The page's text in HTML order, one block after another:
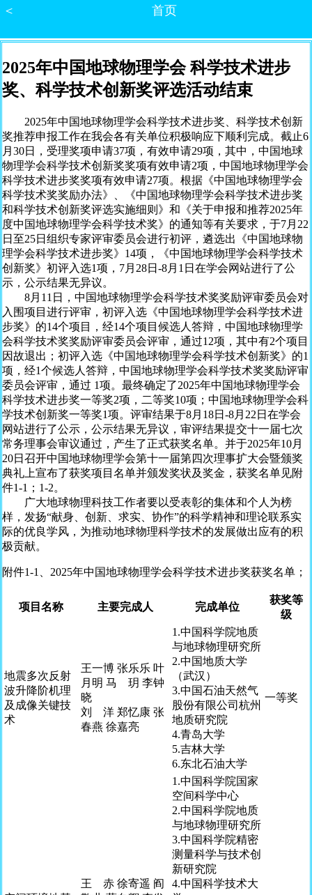
＜ 首页
2025年中国地球物理学会 科学技术进步
奖、科学技术创新奖评选活动结束
2025年中国地球物理学会科学技术进步奖、科学技术创新
奖推荐申报工作在我会各有关单位积极响应下顺利完成。截止6
月30日，受理奖项申请37项，有效申请29项，其中，中国地球
物理学会科学技术创新奖奖项有效申请2项，中国地球物理学会
科学技术进步奖奖项有效申请27项。根据《中国地球物理学会
科学技术奖奖励办法》、《中国地球物理学会科学技术进步奖
和科学技术创新奖评选实施细则》和《关于申报和推荐2025年
度中国地球物理学会科学技术奖》的通知等有关要求，于7月22
日至25日组织专家评审委员会进行初评，遴选出《中国地球物
理学会科学技术进步奖》14项，《中国地球物理学会科学技术
创新奖》初评入选1项，7月28日-8月1日在学会网站进行了公
示，公示结果无异议。
8月11日，中国地球物理学会科学技术奖奖励评审委员会对
入围项目进行评审，初评入选《中国地球物理学会科学技术进
步奖》的14个项目，经14个项目候选人答辩，中国地球物理学
会科学技术奖奖励评审委员会评审，通过12项，其中有2个项目
因故退出；初评入选《中国地球物理学会科学技术创新奖》的1
项，经1个候选人答辩，中国地球物理学会科学技术奖奖励评审
委员会评审，通过 1项。最终确定了2025年中国地球物理学会
科学技术进步奖一等奖2项，二等奖10项；中国地球物理学会科
学技术创新奖一等奖1项。评审结果于8月18日-8月22日在学会
网站进行了公示，公示结果无异议，审评结果提交十一届七次
常务理事会审议通过，产生了正式获奖名单。并于2025年10月
20日召开中国地球物理学会第十一届第四次理事扩大会暨颁奖
典礼上宣布了获奖项目名单并颁发奖状及奖金，获奖名单见附
件1-1；1-2。
广大地球物理科技工作者要以受表彰的集体和个人为榜
样，发扬“献身、创新、求实、协作”的科学精神和理论联系实
际的优良学风，为推动地球物理科学技术的发展做出应有的积
极贡献。
附件1-1、2025年中国地球物理学会科学技术进步奖获奖名单；
项目名称 主要完成人 完成单位
获奖等
级
地震多次反射
波升降阶机理
及成像关键技
术
王一博 张乐乐 叶
月明 马 玥 李钟
晓
刘 洋 郑忆康 张
春燕 徐嘉亮
1.中国科学院地质
与地球物理研究所
2.中国地质大学
（武汉）
3.中国石油天然气
股份有限公司杭州
地质研究院
4.青岛大学
5.吉林大学
6.东北石油大学
一等奖
王 赤 徐寄遥 阎
1.中国科学院国家
空间科学中心
2.中国科学院地质
与地球物理研究所
3.中国科学院精密
测量科学与技术创
新研究院
4.中国科学技术大